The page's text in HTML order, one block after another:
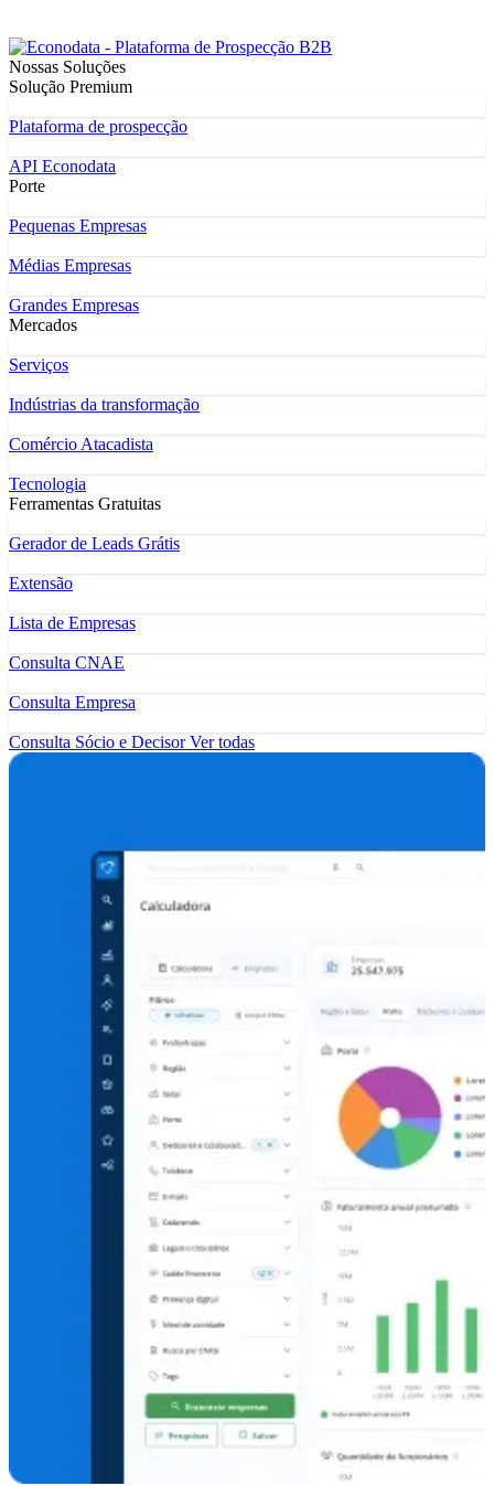
Nossas Soluções
Solução Premium
Plataforma de prospecção
API Econodata
Porte
Pequenas Empresas
Médias Empresas
Grandes Empresas
Mercados
Serviços
Indústrias da transformação
Comércio Atacadista
Tecnologia
Ferramentas Gratuitas
Gerador de Leads Grátis
Extensão
Lista de Empresas
Consulta CNAE
Consulta Empresa
Consulta Sócio e DecisorVer todas